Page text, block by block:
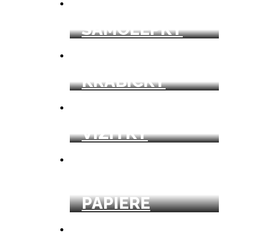
SAMOLEPKY
KRABIČKY
VIZITKY
PAPIERE